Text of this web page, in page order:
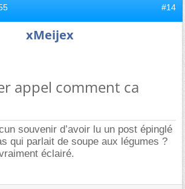
#14
xMeijex
appel comment ca
souvenir d’avoir lu un post épinglé
qui parlait de soupe aux légumes ?
éclairé.